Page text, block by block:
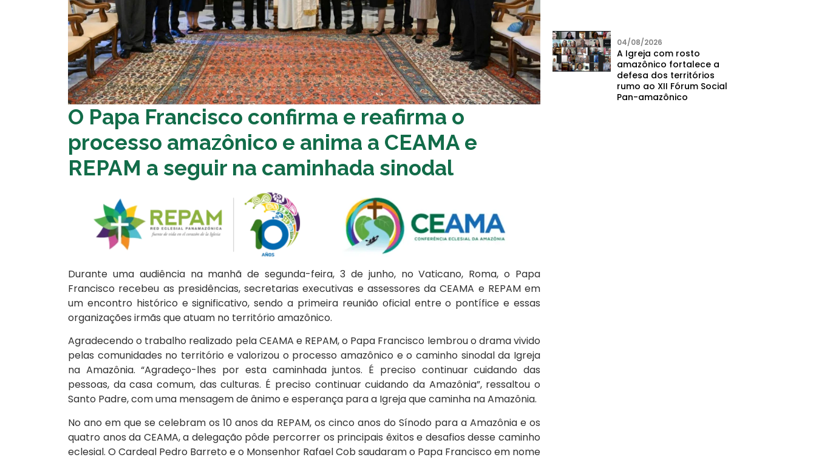
O Papa Francisco confirma e reafirma o
processo amazônico e anima a CEAMA e
REPAM a seguir na caminhada sinodal
Durante uma audiência na manhã de segunda-feira, 3 de junho, no Vaticano, Roma, o Papa
Francisco recebeu as presidências, secretarias executivas e assessores da CEAMA e REPAM em
um encontro histórico e significativo, sendo a primeira reunião oficial entre o pontífice e essas
organizações irmãs que atuam no território amazônico.
Agradecendo o trabalho realizado pela CEAMA e REPAM, o Papa Francisco lembrou o drama vivido
pelas comunidades no território e valorizou o processo amazônico e o caminho sinodal da Igreja
na Amazônia. “Agradeço-lhes por esta caminhada juntos. É preciso continuar cuidando das
pessoas, da casa comum, das culturas. É preciso continuar cuidando da Amazônia”, ressaltou o
Santo Padre, com uma mensagem de ânimo e esperança para a Igreja que caminha na Amazônia.
No ano em que se celebram os 10 anos da REPAM, os cinco anos do Sínodo para a Amazônia e os
quatro anos da CEAMA, a delegação pôde percorrer os principais êxitos e desafios desse caminho
eclesial. O Cardeal Pedro Barreto e o Monsenhor Rafael Cob saudaram o Papa Francisco em nome
04/08/2026
A Igreja com rosto
amazônico fortalece a
defesa dos territórios
rumo ao XII Fórum Social
Pan-amazônico